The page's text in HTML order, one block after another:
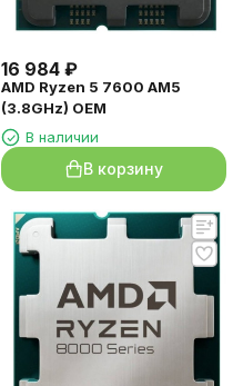
16 984 ₽
AMD Ryzen 5 7600 AM5
(3.8GHz) OEM
В наличии
В корзину